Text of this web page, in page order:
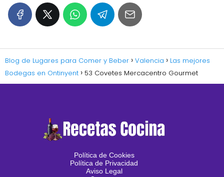
Blog de Lugares para Comer y Beber Valencia
Las mejores
Bodegas en Ontinyent
53 Covetes Mercacentro Gourmet
Política de Cookies
Política de Privacidad
Aviso Legal